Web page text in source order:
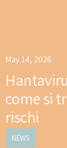
May 14, 2026
come si
rischi
NEWS